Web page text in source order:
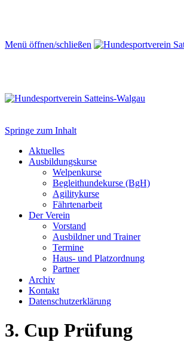
Menü öffnen/schließen
Springe zum Inhalt
Aktuelles
Ausbildungskurse
Welpenkurse
Begleithundekurse (BgH)
Agilitykurse
Fährtenarbeit
Der Verein
Vorstand
Ausbildner und Trainer
Termine
Haus- und Platzordnung
Partner
Archiv
Kontakt
Datenschutzerklärung
3. Cup Prüfung